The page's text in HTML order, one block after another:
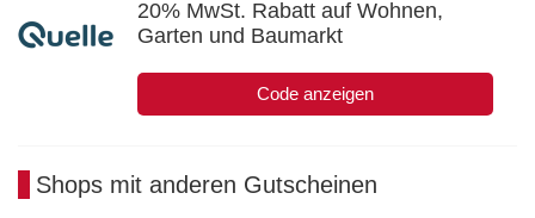
20% MwSt. Rabatt auf Wohnen,
Garten und Baumarkt
Code anzeigen
Shops mit anderen Gutscheinen